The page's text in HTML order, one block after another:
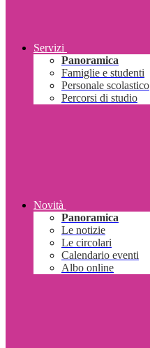
Servizi
Panoramica
Famiglie e studenti
Personale scolastico
Percorsi di studio
Novità
Panoramica
Le notizie
Le circolari
Calendario eventi
Albo online